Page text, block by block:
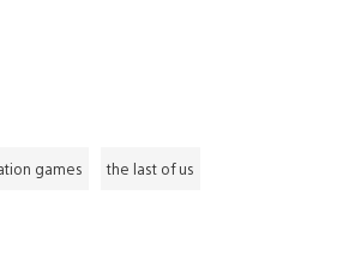
games the last of us